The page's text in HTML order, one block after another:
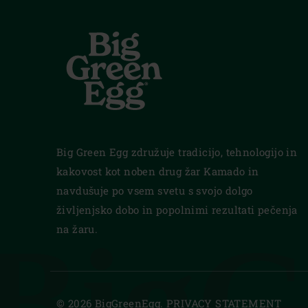
Big Green Egg združuje tradicijo, tehnologijo in
kakovost kot noben drug žar Kamado in
navdušuje po vsem svetu s svojo dolgo
življenjsko dobo in popolnimi rezultati pečenja
na žaru.
© 2026 BigGreenEgg. PRIVACY STATEMENT